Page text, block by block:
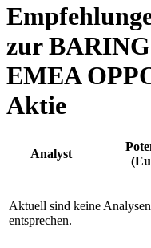
zur
EMEA
Aktie
Analyst
Aktuell sind keine
entsprechen.